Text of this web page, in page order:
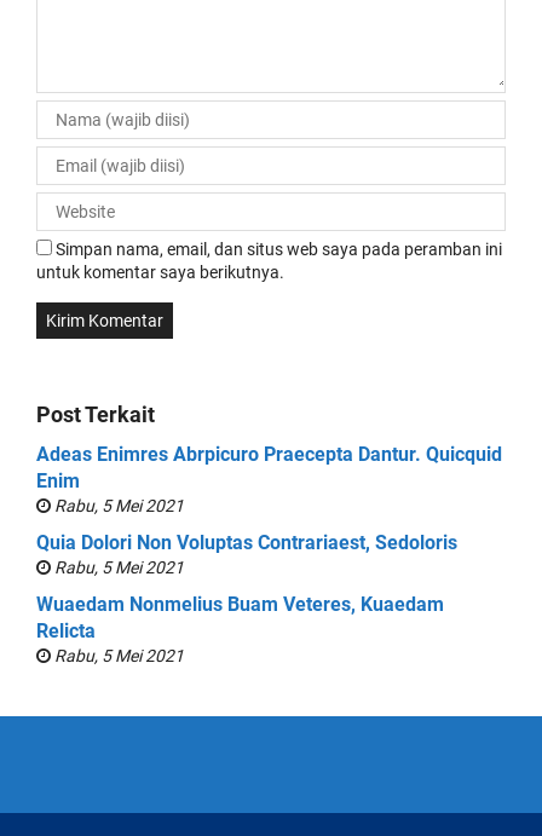
Simpan nama, email, dan situs web saya pada peramban ini
untuk komentar saya berikutnya.
Post Terkait
Adeas Enimres Abrpicuro Praecepta Dantur. Quicquid
Enim
Rabu, 5 Mei 2021
Quia Dolori Non Voluptas Contrariaest, Sedoloris
Rabu, 5 Mei 2021
Wuaedam Nonmelius Buam Veteres, Kuaedam
Relicta
Rabu, 5 Mei 2021